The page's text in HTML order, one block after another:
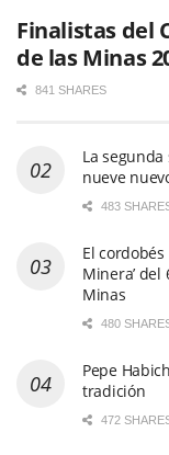
Finalistas del
de las Minas
841 SHARES
La
nueve
483
El cordobés
Minera’ del
Minas
480
Pepe
tradición
472